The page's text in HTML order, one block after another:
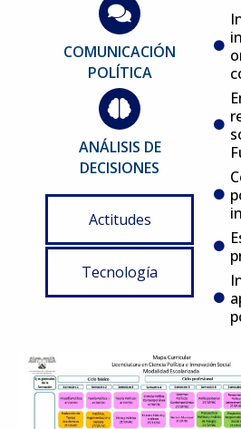
Actitudes
Tecnología
COMUNICACIÓN
POLÍTICA
ANÁLISIS DE
DECISIONES